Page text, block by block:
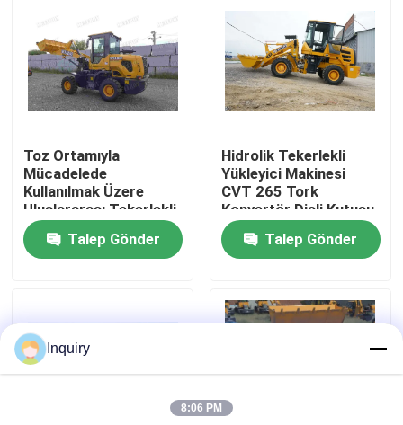
Fabrika turu
Bize ulaşın
Haberler
Tekerlekli Yükleyici Makinası
Kompakt Tekerlekli Yükleyiciler
Toz Ortamıyla
Mücadelede
Kullanılmak Üzere
Uluslararası Tekerlekli
Yükleyici
Talep Gönder
Hidrolik Tekerlekli
Yükleyici Makinesi
CVT 265 Tork
Konvertör Dişli Kutusu
Talep Gönder
Inquiry
8:06 PM